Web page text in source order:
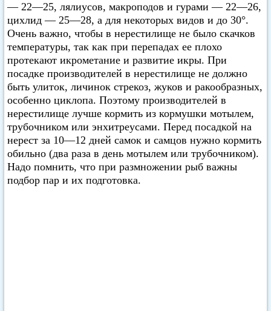
— 22—25, лялиусов, макроподов и гурами — 22—26,
цихлид — 25—28, а для некоторых видов и до 30°.
Очень важно, чтобы в нерестилище не было скачков
температуры, так как при перепадах ее плохо
протекают икрометание и развитие икры. При
посадке производителей в нерестилище не должно
быть улиток, личинок стрекоз, жуков и ракообразных,
особенно циклопа. Поэтому производителей в
нерестилище лучше кормить из кормушки мотылем,
трубочником или энхитреусами. Перед посадкой на
нерест за 10—12 дней самок и самцов нужно кормить
обильно (два раза в день мотылем или трубочником).
Надо помнить, что при размножении рыб важны
подбор пар и их подготовка.